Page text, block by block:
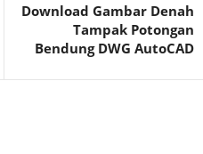
Download Gambar Denah
Tampak Potongan
Bendung DWG AutoCAD